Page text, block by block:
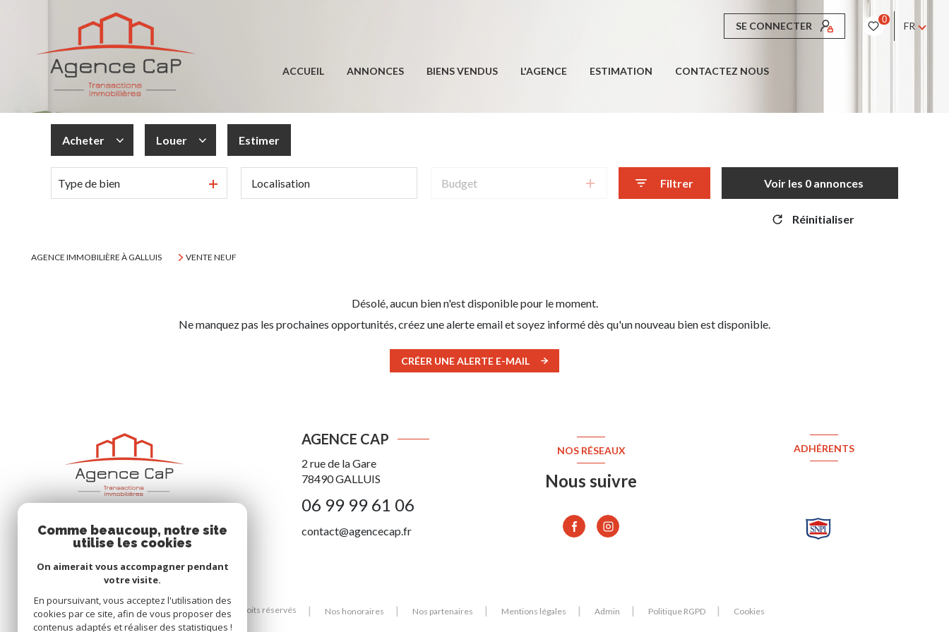
SE CONNECTER
0
FR
ACCUEIL ANNONCES BIENS VENDUS L'AGENCE ESTIMATION CONTACTEZ NOUS
Acheter
De l'ancien
Louer
à l'année
Estimer
Type de bien Budget Filtrer Voir les 0annonces
Réinitialiser
AGENCE IMMOBILIÈRE À GALLUIS VENTE NEUF
Désolé, aucun bien n'est disponible pour le moment.
Ne manquez pas les prochaines opportunités, créez une alerte email et soyez informé dès qu'un nouveau bien est disponible.
CRÉER UNE ALERTE E-MAIL
AGENCE CAP
2 rue de la Gare
78490GALLUIS
06 99 99 61 06
contact@agencecap.fr
NOS RÉSEAUX
Nous suivre
ADHÉRENTS
© 2026 | Tous droits réservés Nos honoraires Nos partenaires Mentions légales Admin Politique RGPD Cookies
Comme beaucoup, notre site
utilise les cookies
On aimerait vous accompagner pendant
votre visite.
En poursuivant, vous acceptez l'utilisation des
cookies par ce site, afin de vous proposer des
contenus adaptés et réaliser des statistiques !